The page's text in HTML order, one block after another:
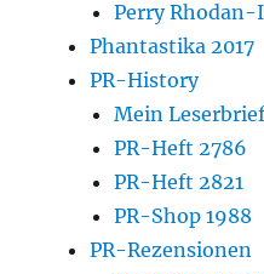
Perry
Phantastika 2017
PR-History
Mein
PR-Heft 2786
PR-Heft 2821
PR-Shop 1988
PR-Rezensionen